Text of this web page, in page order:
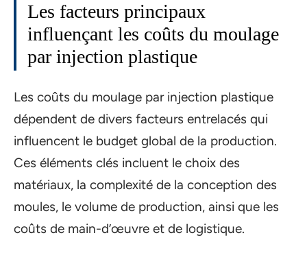
Les facteurs principaux
influençant les coûts du moulage
par injection plastique
Les coûts du moulage par injection plastique
dépendent de divers facteurs entrelacés qui
influencent le budget global de la production.
Ces éléments clés incluent le choix des
matériaux, la complexité de la conception des
moules, le volume de production, ainsi que les
coûts de main-d’œuvre et de logistique.